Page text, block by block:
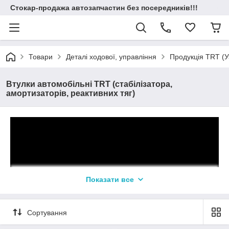
Стокар-продажа автозапчастин без посередників!!!
Товари Деталі ходової, управління Продукція TRT
Втулки автомобільні TRT (стабілізатора,
амортизаторів, реактивних тяг)
Показати все
Сортування